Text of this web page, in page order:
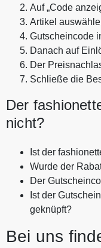
Auf „Code
Artikel
Gutscheincode
Danach auf
Der
Schließe die
Der
nicht?
Ist der
Wurde der
Der
Ist der
geknüpft?
Bei uns